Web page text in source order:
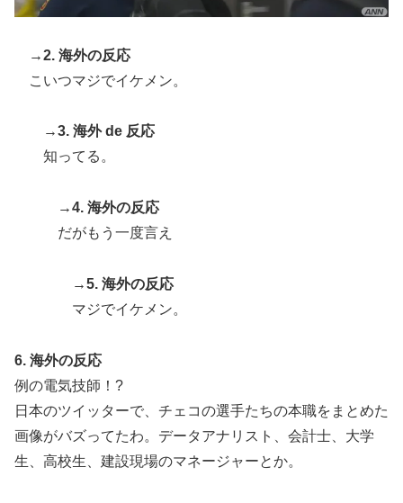
→2. 海外の反応
こいつマジでイケメン。
→3. 海外 de 反応
知ってる。
→4. 海外の反応
だがもう一度言え
→5. 海外の反応
マジでイケメン。
6. 海外の反応
例の電気技師！?
日本のツイッターで、チェコの選手たちの本職をまとめた
画像がバズってたわ。データアナリスト、会計士、大学
生、高校生、建設現場のマネージャーとか。